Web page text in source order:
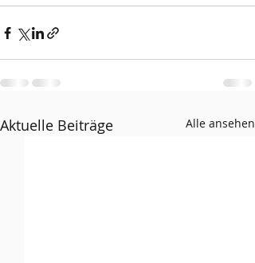
Aktuelle Beiträge Alle ansehen